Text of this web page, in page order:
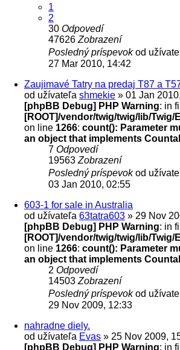
1
2
30 Odpovedí
47626 Zobrazení
Posledný príspevokod
27 Mar 2010, 14:42
Zaujimavé Tatry na predaj T87 a
od užívateľa shmekie » 01 Jan
[phpBB Debug] PHP Warning: in
[ROOT]/vendor/twig/twig/lib/
on line 1266: count(): Parameter
an object that implements
7 Odpovedí
19563 Zobrazení
Posledný príspevokod
03 Jan 2010, 02:55
603-1 for sale in Australia
od užívateľa 63tatra603 » 29 Nov
[phpBB Debug] PHP Warning: in
[ROOT]/vendor/twig/twig/lib/
on line 1266: count(): Parameter
an object that implements
2 Odpovedí
14503 Zobrazení
Posledný príspevokod
29 Nov 2009, 12:33
nahradne diely.
od užívateľa Evas » 25 Nov 2009,
[phpBB Debug] PHP Warning: in